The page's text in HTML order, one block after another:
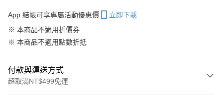
App 結帳可享專屬活動優惠價
立即下載
※ 本商品不適用折價券
※ 本商品不適用點數折抵
付款與運送方式
超取滿NT$499免運